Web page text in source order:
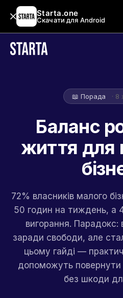
Starta.one
Скачати для Android
📖 Порада · 8
Баланс
життя для
72% власників малого
50 годин на тиждень, а
вигорання. Парадокс:
заради свободи, але
цьому гайді —
допоможуть
без шкоди